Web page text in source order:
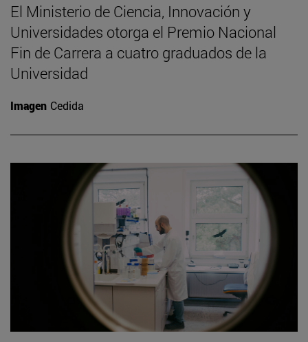
El Ministerio de Ciencia, Innovación y
Universidades otorga el Premio Nacional
Fin de Carrera a cuatro graduados de la
Universidad
Imagen Cedida